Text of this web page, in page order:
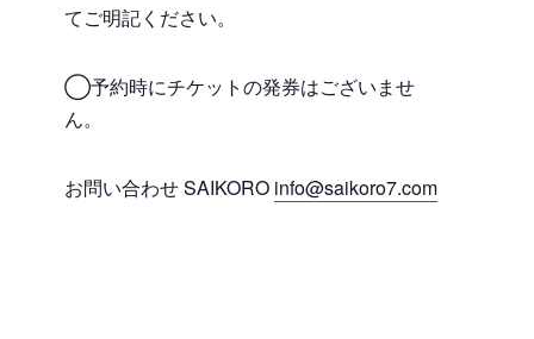
てご明記ください。
◯予約時にチケットの発券はございませ
ん。
お問い合わせ SAIKORO info@saikoro7.com